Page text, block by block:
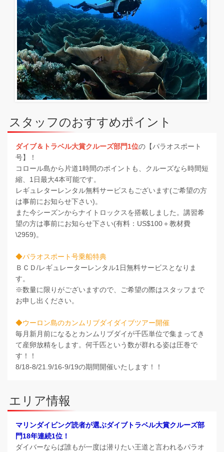
スタッフのおすすめポイント
ダイブ＆トラベル大賞クルーズ部門1位の【パラオスポート
号】！
コロール島から片道1時間のポイントも、クルーズなら時間短
縮、1日最大4本可能です。
レギュレターレンタル無料サービスもございます(ご希望の方
は事前にお知らせ下さい)。
また今シーズンからナイトロックスを搭載しました。講習希
望の方は事前にお知らせ下さい(有料：US$100＋教材費
\2959)。
◆パラオスポート号乗船特典
ＢＣＤ/レギュレーターレンタル1日無料サービスとなりま
す。
※数量に限りがございますので、ご希望の際はスタッフまで
お申し出ください。
◆ウーロン島のカンムリブダイダイブツアー開催
毎月新月前になるとカンムリブダイが千匹単位で集まってき
て産卵放精をします。何千匹という数が群れる姿は圧巻で
す！！
8/18-8/21.9/16-9/19の期間開催いたします！！
エリア情報
マリンダイビング読者が選ぶダイブトラベル大賞クルーズ部
門18年連続1位！
ダイバーならば誰もが一度は潜りたい王道と言われるパラオ